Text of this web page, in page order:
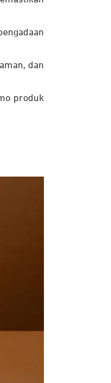
dan
produk